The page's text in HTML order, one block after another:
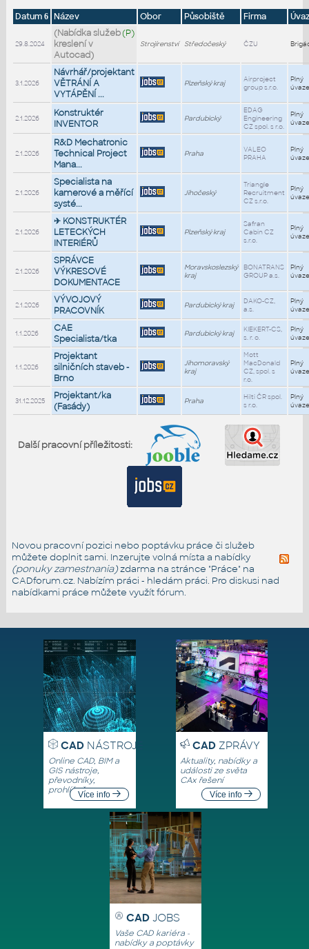
Datum 6 Název Obor Působiště Firma
29.8.2024
(P)
(Nabídka služeb
kreslení v
Autocad)
Strojírenství Středočeský ČZU
3.1.2026
Návrhář/projektant
VĚTRÁNÍ A
VYTÁPĚNÍ ...
Plzeňský kraj
Airproject
group s.r.o.
Plný
2.1.2026
Konstruktér
INVENTOR
Pardubický
EDAG
Engineering
CZ spol. s r.o.
Plný
2.1.2026
R&D Mechatronic
Technical Project
Mana...
Praha
VALEO
PRAHA
Plný
2.1.2026
Specialista na
kamerové a měřící
systé...
Jihočeský
Triangle
Recruitment
CZ s.r.o.
Plný
2.1.2026
✈ KONSTRUKTÉR
LETECKÝCH
INTERIÉRŮ
Plzeňský kraj
Safran
Cabin CZ
s.r.o.
Plný
2.1.2026
SPRÁVCE
VÝKRESOVÉ
DOKUMENTACE
Moravskoslezský
kraj
BONATRANS
GROUP a.s.
Plný
2.1.2026
VÝVOJOVÝ
PRACOVNÍK
Pardubický kraj
DAKO-CZ,
a.s.
Plný
1.1.2026
CAE
Specialista/tka
Pardubický kraj
KIEKERT-CS,
s. r. o.
Plný
1.1.2026
Projektant
silničních staveb -
Brno
Jihomoravský
kraj
Mott
MacDonald
CZ, spol. s
r.o.
Plný
31.12.2025
Projektant/ka
(Fasády)
Praha
Hilti ČR spol.
s r.o.
Plný
Další pracovní příležitosti:
Novou pracovní pozici nebo poptávku práce či služeb
můžete doplnit sami. Inzerujte volná místa a nabídky
(ponuky zamestnania)zdarma na stránce "Práce" na
CADforum.cz. Nabízím práci - hledám práci. Pro diskusi nad
nabídkami práce můžete využítfórum.
CADNÁSTROJE
Online CAD, BIM a
GIS nástroje,
převodníky,
prohlížečeVíce info
CADZPRÁVY
Aktuality, nabídky a
události ze světa
CAx řešení
Více info
CAD JOBS
Vaše CAD kariéra -
nabídky a poptávky